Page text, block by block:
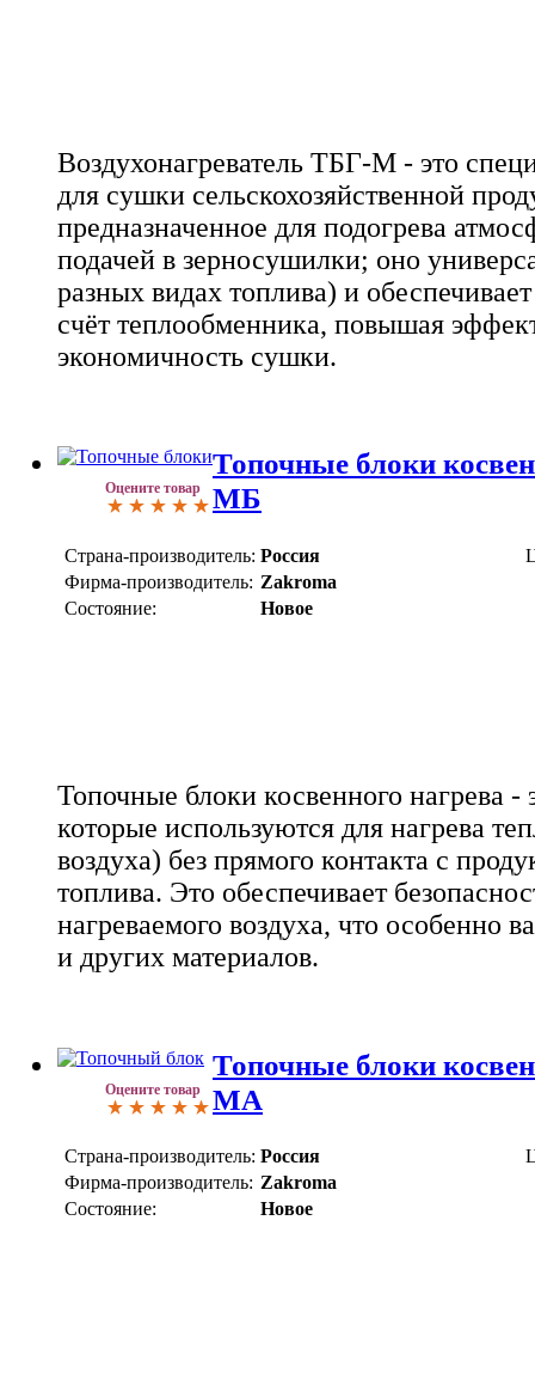
Воздухонагреватель ТБГ-М - это
для сушки сельскохозяйственной
предназначенное для подогрева
подачей в зерносушилки; оно
разных видах топлива) и
счёт теплообменника, повышая
экономичность сушки.
Оцените товар
Топочные блоки
МБ
Страна-производитель: Россия
Фирма-производитель: Zakroma
Состояние:
Новое
Топочные блоки косвенного нагрева -
которые используются для нагрева
воздуха) без прямого контакта с
топлива. Это обеспечивает
нагреваемого воздуха, что особенно
и других материалов.
Оцените товар
Топочные блоки
МА
Страна-производитель: Россия
Фирма-производитель: Zakroma
Состояние:
Новое